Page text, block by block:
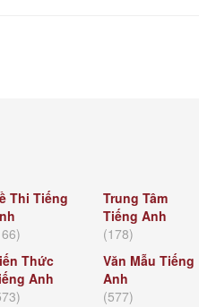
Thi Tiếng
Thức
Anh
Trung Tâm
Tiếng Anh
(178)
Văn Mẫu Tiếng
Anh
(577)